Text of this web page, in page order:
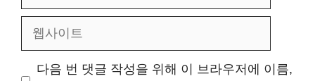
메
사
다음 번 댓글 작성을 위해 이 브라우저에 이름,